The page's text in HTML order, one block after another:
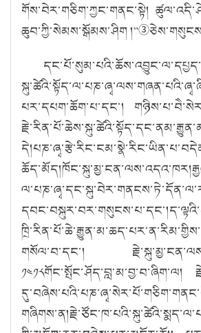
གོས་བེར་གཅིག་ཀྱང་གནང་སྟེ།
ཆུབ་ཀྱི་སེམས་སྒོམས་ཤིག །”③
པར་དཔག་ཆོག་པ་དང་།
དེ།
ཆོད་མོད།ཁོང་སྐུ་མྱ་ངན་ལས་འདའ་ཁར།
དབང་བསྐུར་བར་གསུངས་པ་དང་།
གསོལ་བ་དང་།
༡༤༡༨གོང་སྤོང་ཤོད་བླ་མ་བྱ་བ་ཞིག་ལ།
གཞིགས་ན།